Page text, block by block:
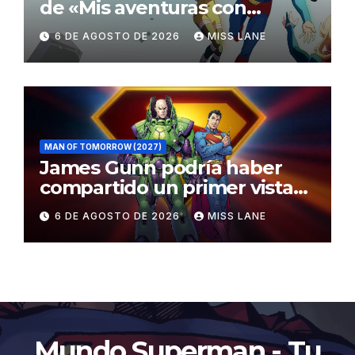
de «Mis aventuras con
Superman»
6 DE AGOSTO DE 2026 MISS LANE
MAN OF TOMORROW (2027)
James Gunn podría haber
compartido un primer vistazo
al traje de Brainiac
6 DE AGOSTO DE 2026 MISS LANE